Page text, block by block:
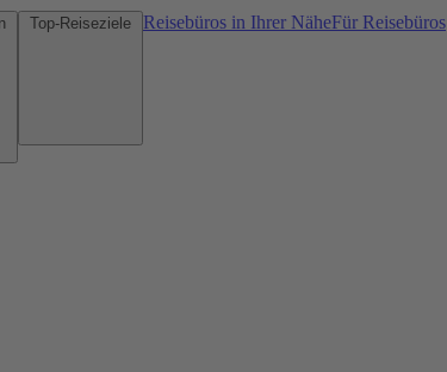
Reisebüros in Ihrer NäheFür Reisebüros